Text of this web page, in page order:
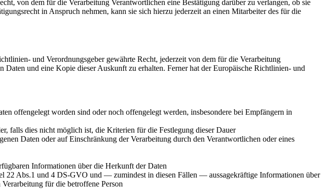
von dem für die Verarbeitung Verantwortlichen eine Bestätigung darüber zu verlangen, ob sie
in Anspruch nehmen, kann sie sich hierzu jederzeit an einen Mitarbeiter des für die
und Verordnungsgeber gewährte Recht, jederzeit von dem für die Verarbeitung
und eine Kopie dieser Auskunft zu erhalten. Ferner hat der Europäische Richtlinien- und
offengelegt worden sind oder noch offengelegt werden, insbesondere bei Empfängern in
falls dies nicht möglich ist, die Kriterien für die Festlegung dieser Dauer
Daten oder auf Einschränkung der Verarbeitung durch den Verantwortlichen oder eines
Informationen über die Herkunft der Daten
22 Abs.1 und 4 DS-GVO und — zumindest in diesen Fällen — aussagekräftige Informationen über
für die betroffene Person